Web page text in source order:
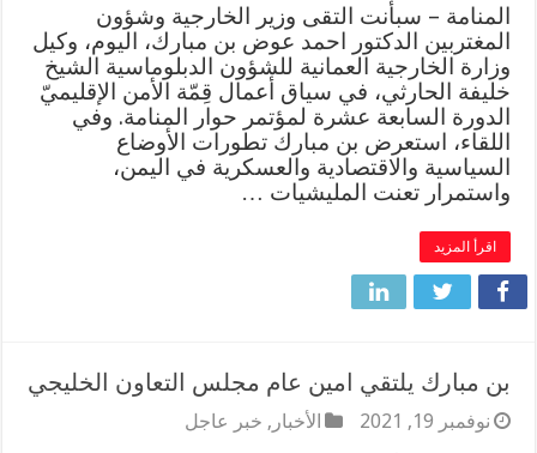
المنامة – سبأنت التقى وزير الخارجية وشؤون
المغتربين الدكتور احمد عوض بن مبارك، اليوم، وكيل
وزارة الخارجية العمانية للشؤون الدبلوماسية الشيخ
خليفة الحارثي، في سياق أعمال قِمّة الأمن الإقليميّ
الدورة السابعة عشرة لمؤتمر حوار المنامة. وفي
اللقاء، استعرض بن مبارك تطورات الأوضاع
السياسية والاقتصادية والعسكرية في اليمن،
واستمرار تعنت المليشيات …
اقرأ المزيد
بن مبارك يلتقي امين عام مجلس التعاون الخليجي
نوفمبر 19, 2021 الأخبار , خبر عاجل